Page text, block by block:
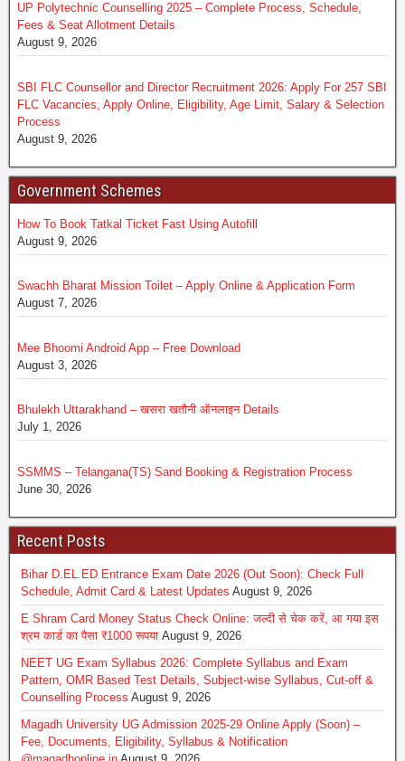
UP Polytechnic Counselling 2025 – Complete Process, Schedule,
Fees & Seat Allotment Details
August 9, 2026
SBI FLC Counsellor and Director Recruitment 2026: Apply For 257 SBI
FLC Vacancies, Apply Online, Eligibility, Age Limit, Salary & Selection
Process
August 9, 2026
Government Schemes
How To Book Tatkal Ticket Fast Using Autofill
August 9, 2026
Swachh Bharat Mission Toilet – Apply Online & Application Form
August 7, 2026
Mee Bhoomi Android App – Free Download
August 3, 2026
Bhulekh Uttarakhand – खसरा खतौनी ऑनलाइन Details
July 1, 2026
SSMMS – Telangana(TS) Sand Booking & Registration Process
June 30, 2026
Recent Posts
Bihar D.EL.ED Entrance Exam Date 2026 (Out Soon): Check Full
Schedule, Admit Card & Latest Updates August 9, 2026
E Shram Card Money Status Check Online: जल्दी से चेक करें, आ गया इस
श्रम कार्ड का पैसा ₹1000 रूपया August 9, 2026
NEET UG Exam Syllabus 2026: Complete Syllabus and Exam
Pattern, OMR Based Test Details, Subject-wise Syllabus, Cut-off &
Counselling Process August 9, 2026
Magadh University UG Admission 2025-29 Online Apply (Soon) –
Fee, Documents, Eligibility, Syllabus & Notification